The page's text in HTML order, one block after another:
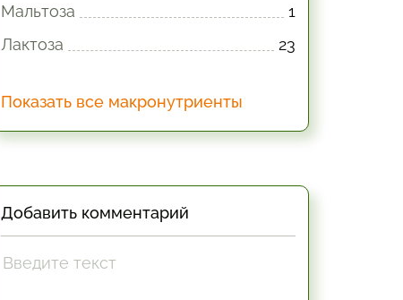
Мальтоза
1
Лактоза
23
Показать все макронутриенты
Добавить комментарий